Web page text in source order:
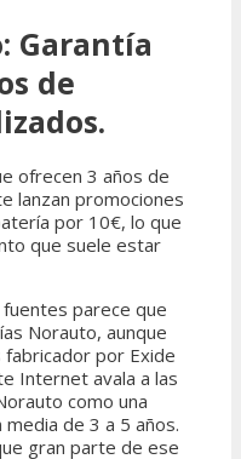
Garantía
de
ofrecen 3 años de
lanzan promociones
por 10€, lo que
que suele estar
parece que
Norauto, aunque
por Exide
Internet avala a las
como una
media de 3 a 5 años.
gran parte de ese